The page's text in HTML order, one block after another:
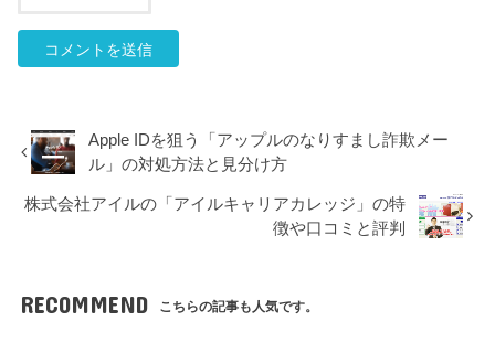
Apple IDを狙う「アップルのなりすまし詐欺メー
ル」の対処方法と見分け方
株式会社アイルの「アイルキャリアカレッジ」の特
徴や口コミと評判
RECOMMEND こちらの記事も人気です。